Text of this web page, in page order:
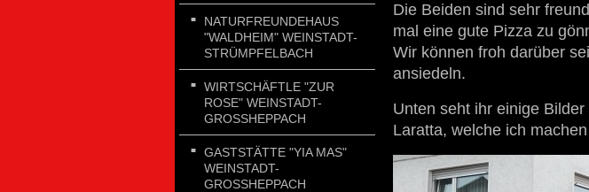
NATURFREUNDEHAUS
"WALDHEIM" WEINSTADT-
STRÜMPFELBACH
WIRTSCHÄFTLE "ZUR
ROSE" WEINSTADT-
GROSSHEPPACH
GASTSTÄTTE "YIA MAS"
WEINSTADT-
GROSSHEPPACH
Die Beiden sind sehr
mal eine gute Pizza zu
Wir können froh darüber
ansiedeln.
Unten seht ihr einige
Laratta, welche ich